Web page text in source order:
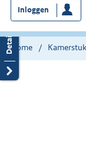
nu
hier:
Inloggen
Home